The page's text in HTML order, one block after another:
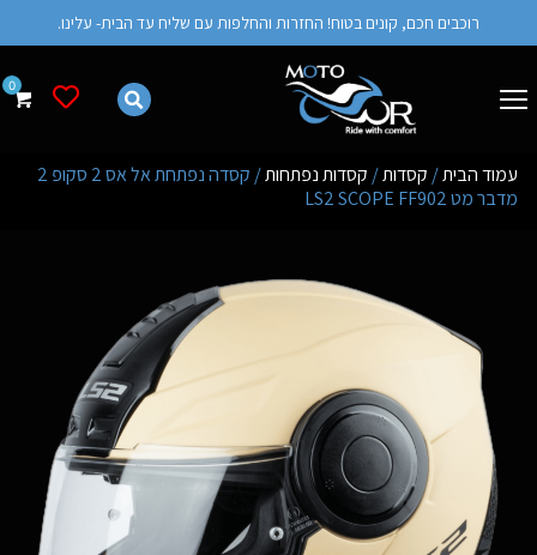
רוכבים חכם, קונים בטוח! החזרות והחלפות עם שליח עד הבית- עלינו.
רשימת
עמוד הבית/ קסדות/ קסדות נפתחות
/ קסדה נפתחת אל אס 2 סקופ 2
מדבר מט LS2 SCOPE FF902